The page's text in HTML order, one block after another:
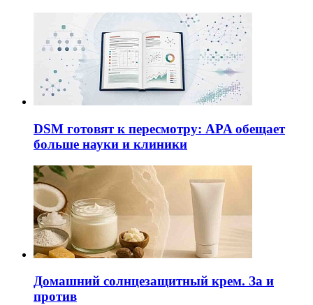
DSM готовят к пересмотру: APA обещает
больше науки и клиники
Домашний солнцезащитный крем. За и
против